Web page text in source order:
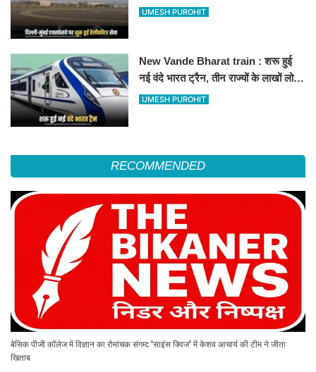
हेलीकॉप्टर सर्विस से तुरंत घायल पहुंचेगा
UMESH PUROHIT
New Vande Bharat train : शरू हुई
नई वंदे भारत ट्रैन, तीन राज्यों के लाखों लोगों
का सफर होगा आसान, देखें पूरा रूटमैप
UMESH PUROHIT
RECOMMENDED
बेसिक पीजी कॉलेज में विज्ञान का रोमांचक संगम: ‘साइंस क्विज’ में केशव आचार्य की टीम ने जीता
खिताब